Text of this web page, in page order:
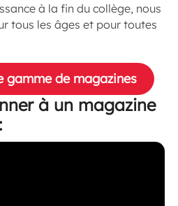
à la fin du collège, nous
tous les âges et pour toutes
gamme de magazines
à un magazine